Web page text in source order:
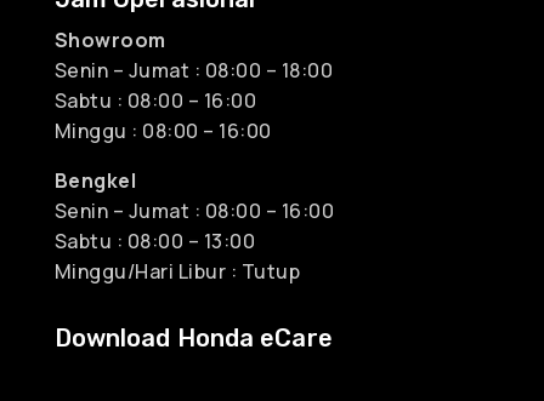
Showroom
Senin – Jumat : 08:00 – 18:00
Sabtu : 08:00 – 16:00
Minggu : 08:00 – 16:00
Bengkel
Senin – Jumat : 08:00 – 16:00
Sabtu : 08:00 – 13:00
Minggu/Hari Libur : Tutup
Download Honda eCare